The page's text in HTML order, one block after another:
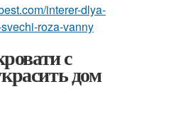
interer-dlya-
roza-vanny
с
дом